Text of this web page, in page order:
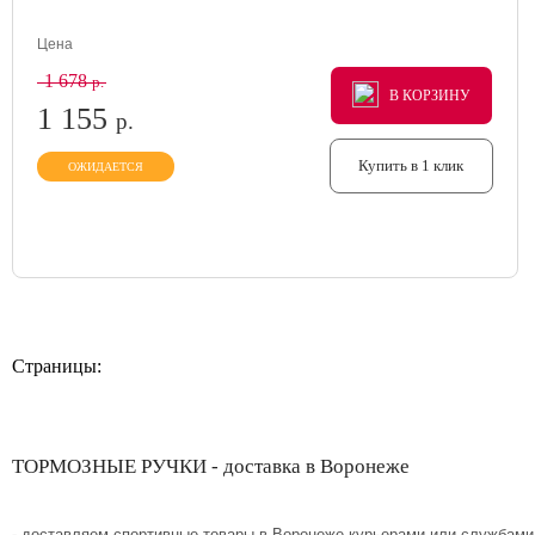
Цена
1 678р.
1 155 р.
ОЖИДАЕТСЯ
В КОРЗИНУ
В КОРЗИНУ
В КОРЗИНУ
Купить в 1 клик
Страницы:
ТОРМОЗНЫЕ РУЧКИ - доставка в Воронеже